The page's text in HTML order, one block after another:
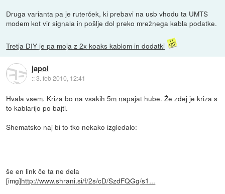
Druga varianta pa je ruterček, ki prebavi na usb vhodu ta UMTS
modem kot vir signala in pošlje dol preko mrežnega kabla podatke.
Tretja DIY je pa moja z 2x koaks kablom in dodatki
japol
::3. feb 2010, 12:41
Hvala vsem. Kriza bo na vsakih 5m napajat hube. Že zdej je kriza s
to kablarijo po bajti.
Shematsko naj bi to tko nekako izgledalo:
še en link če ta ne dela
[img]http://www.shrani.si/f/2s/cD/SzdFQGg/s1...